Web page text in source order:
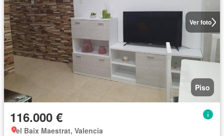
Ver foto
Piso
116.000 €
el Baix Maestrat, Valencia